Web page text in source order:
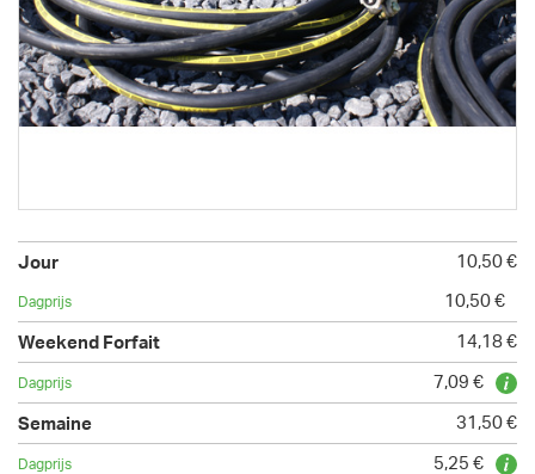
10,50 €
10,50 €
14,18 €
7,09 €
31,50 €
5,25 €